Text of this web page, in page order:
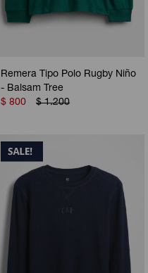
Remera Tipo Polo Rugby Niño
- Balsam Tree
$ 800 $ 1.200